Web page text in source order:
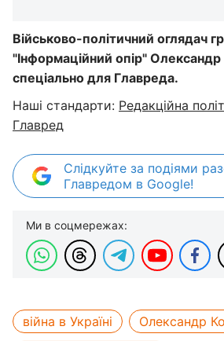
Військово-політичний оглядач
"Інформаційний опір"
спеціально для Главреда.
Наші стандарти: Редакційна
Главред
Слідкуйте за подіями
Главредом в Google!
Ми в соцмережах:
війна в Україні
Олександр